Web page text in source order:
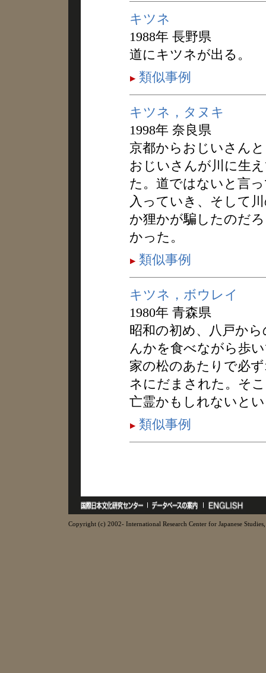
キツネ
1988年 長野県
道にキツネが出る。
類似事例
キツネ，タヌキ
1998年 奈良県
京都からおじいさん
おじいさんが川に生
た。道ではないと言
入っていき、そして
か狸かが騙したのだ
かった。
類似事例
キツネ，ボウレイ
1980年 青森県
昭和の初め、八戸か
んかを食べながら歩
家の松のあたりで必
ネにだまされた。そ
亡霊かもしれないと
類似事例
Copyright (c) 2002- International Research Center for Japanese